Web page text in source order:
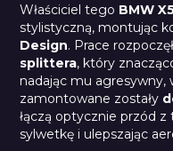
Właściciel tego BMW
stylistyczną, montując
Design. Prace
splittera, który
nadając mu agresywny,
zamontowane zostały
łączą optycznie przód z
sylwetkę i ulepszając